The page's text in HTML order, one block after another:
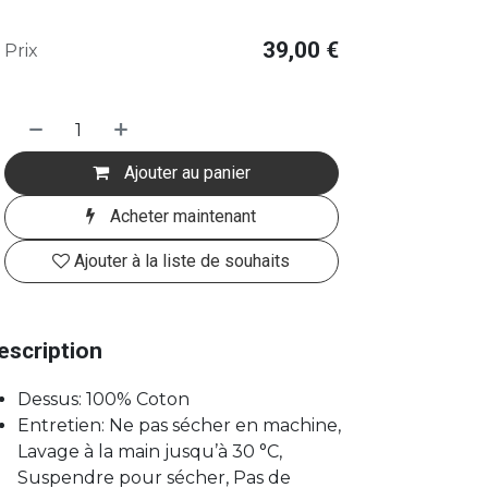
Ajouter au panier
Acheter maintenant
Ajouter à la liste de souhaits
Prix 39,00 €
Dessus: 100% Coton
Entretien: Ne pas sécher en machine,
Lavage à la main jusqu’à 30 °C,
Suspendre pour sécher, Pas de